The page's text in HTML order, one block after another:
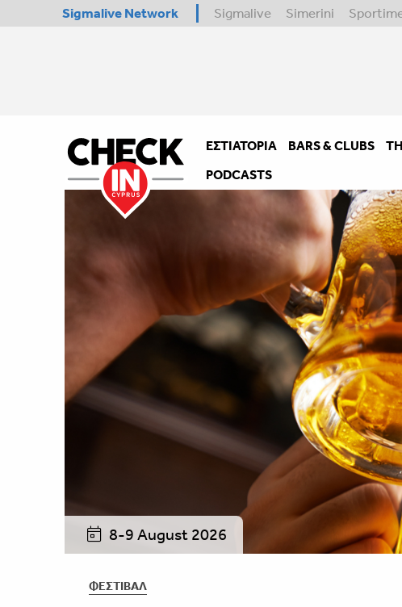
Sigmalive Network Sigmalive Simerini
ΕΣΤΙΑΤΌΡΙΑ BARS & CLUBS
PODCASTS
8-9 August 2026
ΦΕΣΤΙΒΑΛ